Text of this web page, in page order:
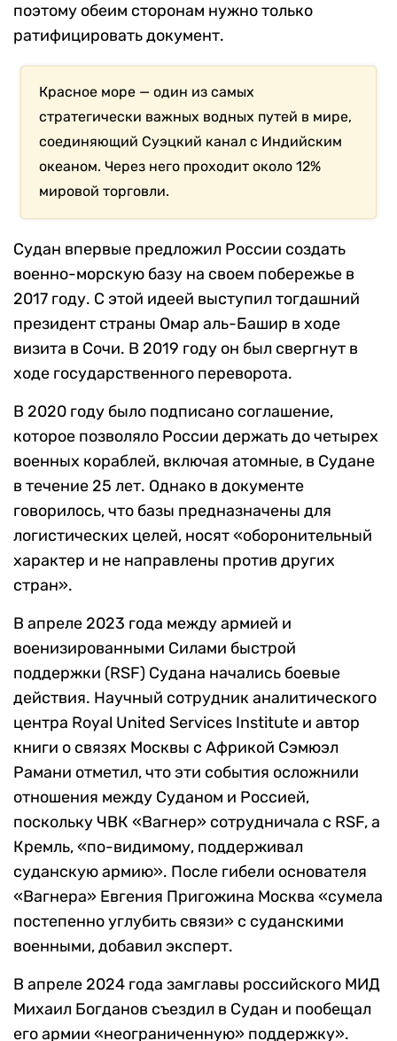
поэтому обеим сторонам нужно только
ратифицировать документ.
Красное море — один из самых
стратегически важных водных путей в мире,
соединяющий Суэцкий канал с Индийским
океаном. Через него проходит около 12%
мировой торговли.
Судан впервые предложил России создать
военно-морскую базу на своем побережье в
2017 году. С этой идеей выступил тогдашний
президент страны Омар аль-Башир в ходе
визита в Сочи. В 2019 году он был свергнут в
ходе государственного переворота.
В 2020 году было подписано соглашение,
которое позволяло России держать до четырех
военных кораблей, включая атомные, в Судане
в течение 25 лет. Однако в документе
говорилось, что базы предназначены для
логистических целей, носят «оборонительный
характер и не направлены против других
стран».
В апреле 2023 года между армией и
военизированными Силами быстрой
поддержки (RSF) Судана начались боевые
действия. Научный сотрудник аналитического
центра Royal United Services Institute и автор
книги о связях Москвы с Африкой Сэмюэл
Рамани отметил, что эти события осложнили
отношения между Суданом и Россией,
поскольку ЧВК «Вагнер» сотрудничала с RSF, а
Кремль, «по-видимому, поддерживал
суданскую армию». После гибели основателя
«Вагнера» Евгения Пригожина Москва «сумела
постепенно углубить связи» с суданскими
военными, добавил эксперт.
В апреле 2024 года замглавы российского МИД
Михаил Богданов съездил в Судан и пообещал
его армии «неограниченную» поддержку».